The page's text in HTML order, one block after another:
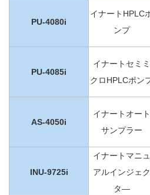
PU-4080i
イナートHPLC
ンプ
PU-4085i
イナートセミミ
クロHPLCポン
AS-4050i
イナートオート
サンプラー
INU-9725i
イナートマニュ
アルインジェク
タ―